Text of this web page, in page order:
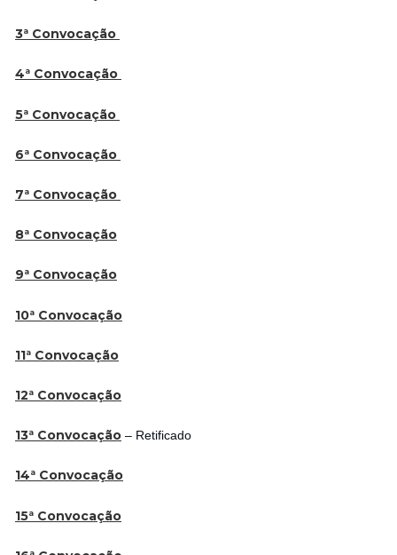
3ª Convocação
4ª Convocação
5ª Convocação
6ª Convocação
7ª Convocação
8ª Convocação
9ª Convocação
10ª Convocação
11ª Convocação
12ª Convocação
13ª Convocação – Retificado
14ª Convocação
15ª Convocação